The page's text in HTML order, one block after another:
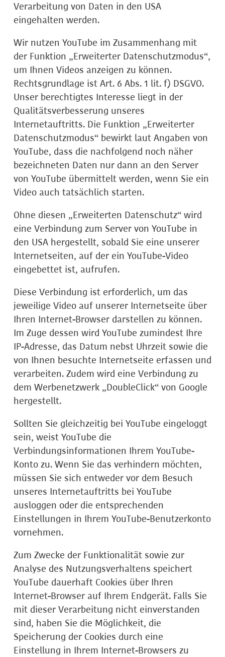
Verarbeitung von Daten in den USA
eingehalten werden.
Wir nutzen YouTube im Zusammenhang mit
der Funktion „Erweiterter Datenschutzmodus“,
um Ihnen Videos anzeigen zu können.
Rechtsgrundlage ist Art. 6 Abs. 1 lit. f) DSGVO.
Unser berechtigtes Interesse liegt in der
Qualitätsverbesserung unseres
Internetauftritts. Die Funktion „Erweiterter
Datenschutzmodus“ bewirkt laut Angaben von
YouTube, dass die nachfolgend noch näher
bezeichneten Daten nur dann an den Server
von YouTube übermittelt werden, wenn Sie ein
Video auch tatsächlich starten.
Ohne diesen „Erweiterten Datenschutz“ wird
eine Verbindung zum Server von YouTube in
den USA hergestellt, sobald Sie eine unserer
Internetseiten, auf der ein YouTube-Video
eingebettet ist, aufrufen.
Diese Verbindung ist erforderlich, um das
jeweilige Video auf unserer Internetseite über
Ihren Internet-Browser darstellen zu können.
Im Zuge dessen wird YouTube zumindest Ihre
IP-Adresse, das Datum nebst Uhrzeit sowie die
von Ihnen besuchte Internetseite erfassen und
verarbeiten. Zudem wird eine Verbindung zu
dem Werbenetzwerk „DoubleClick“ von Google
hergestellt.
Sollten Sie gleichzeitig bei YouTube eingeloggt
sein, weist YouTube die
Verbindungsinformationen Ihrem YouTube-
Konto zu. Wenn Sie das verhindern möchten,
müssen Sie sich entweder vor dem Besuch
unseres Internetauftritts bei YouTube
ausloggen oder die entsprechenden
Einstellungen in Ihrem YouTube-Benutzerkonto
vornehmen.
Zum Zwecke der Funktionalität sowie zur
Analyse des Nutzungsverhaltens speichert
YouTube dauerhaft Cookies über Ihren
Internet-Browser auf Ihrem Endgerät. Falls Sie
mit dieser Verarbeitung nicht einverstanden
sind, haben Sie die Möglichkeit, die
Speicherung der Cookies durch eine
Einstellung in Ihrem Internet-Browsers zu